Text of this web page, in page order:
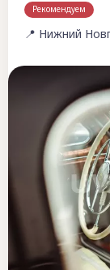
Рекомендуем
📍 Нижний